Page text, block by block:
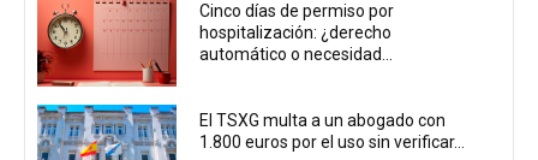
Cinco días de permiso por
hospitalización: ¿derecho
automático o necesidad...
El TSXG multa a un abogado con
1.800 euros por el uso sin verificar...